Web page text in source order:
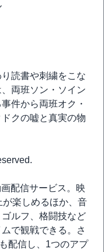
読書や刺繍をこな
両班ソン・ソイン
件から両班オク・
クの嘘と真実の物
配信サービス。映
楽しめるほか、音
ルフ、格闘技など
で観戦できる。さ
配信し、1つのアプ